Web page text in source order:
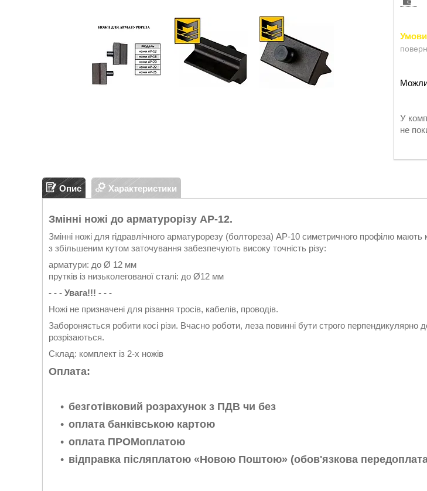
У
не
Опис Характеристики
Змінні ножі до арматурорізу АР-12.
Змінні ножі для гідравлічного арматурорезу (болтореза) АР-10 симетричного профілю
з збільшеним кутом заточування забезпечують високу точність різу:
арматури: до Ø 12 мм
прутків із низьколегованої сталі: до Ø12 мм
- - - Увага!!! - - -
Ножі не призначені для різання тросів, кабелів, проводів.
Забороняється робити косі різи. Вчасно роботи, леза повинні бути строго перпендикулярно
розрізаються.
Склад: комплект із 2-х ножів
Оплата:
безготівковий розрахунок з ПДВ чи без
оплата банківською картою
оплата ПРОМоплатою
відправка післяплатою «Новою Поштою» (обов'язкова